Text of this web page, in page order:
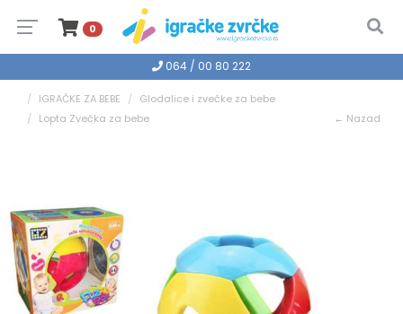
0
064 / 00 80 222
IGRAČKE ZA BEBE
Glodalice i zvečke za bebe
Lopta Zvečka za bebe
← Nazad